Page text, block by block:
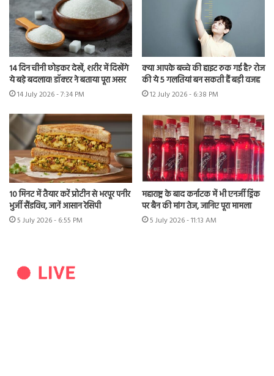
14 दिन चीनी छोड़कर देखें, शरीर में दिखेंगे
ये बड़े बदलाव! डॉक्टर ने बताया पूरा असर
14 July 2026 - 7:34 PM
क्या आपके बच्चे की हाइट रुक गई है? रोज
की ये 5 गलतियां बन सकती हैं बड़ी वजह
12 July 2026 - 6:38 PM
10 मिनट में तैयार करें प्रोटीन से भरपूर पनीर
भुर्जी सैंडविच, जानें आसान रेसिपी
5 July 2026 - 6:55 PM
महाराष्ट्र के बाद कर्नाटक में भी एनर्जी ड्रिंक
पर बैन की मांग तेज, जानिए पूरा मामला
5 July 2026 - 11:13 AM